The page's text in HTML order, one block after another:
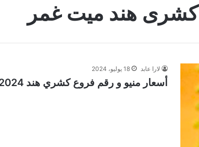
كشرى هند ميت غمر
لارا عابد 18 يوليو، 2024
أسعار منيو و رقم فروع كشري هند 2024